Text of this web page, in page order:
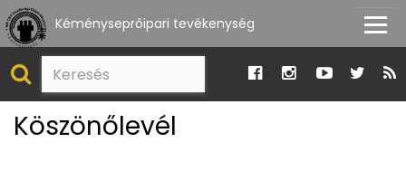
Kéményseprőipari tevékenység
Köszönőlevél